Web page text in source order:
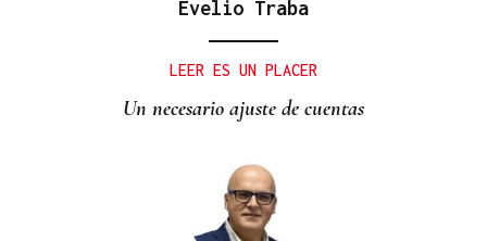
Evelio Traba
LEER ES UN PLACER
Un necesario ajuste de cuentas